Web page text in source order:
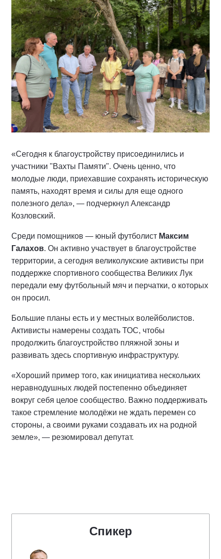
«Сегодня к благоустройству присоединились и
участники "Вахты Памяти". Очень ценно, что
молодые люди, приехавшие сохранять историческую
память, находят время и силы для еще одного
полезного дела», — подчеркнул Александр
Козловский.
Среди помощников — юный футболист Максим
Галахов. Он активно участвует в благоустройстве
территории, а сегодня великолукские активисты при
поддержке спортивного сообщества Великих Лук
передали ему футбольный мяч и перчатки, о которых
он просил.
Большие планы есть и у местных волейболистов.
Активисты намерены создать ТОС, чтобы
продолжить благоустройство пляжной зоны и
развивать здесь спортивную инфраструктуру.
«Хороший пример того, как инициатива нескольких
неравнодушных людей постепенно объединяет
вокруг себя целое сообщество. Важно поддерживать
такое стремление молодёжи не ждать перемен со
стороны, а своими руками создавать их на родной
земле», — резюмировал депутат.
Спикер